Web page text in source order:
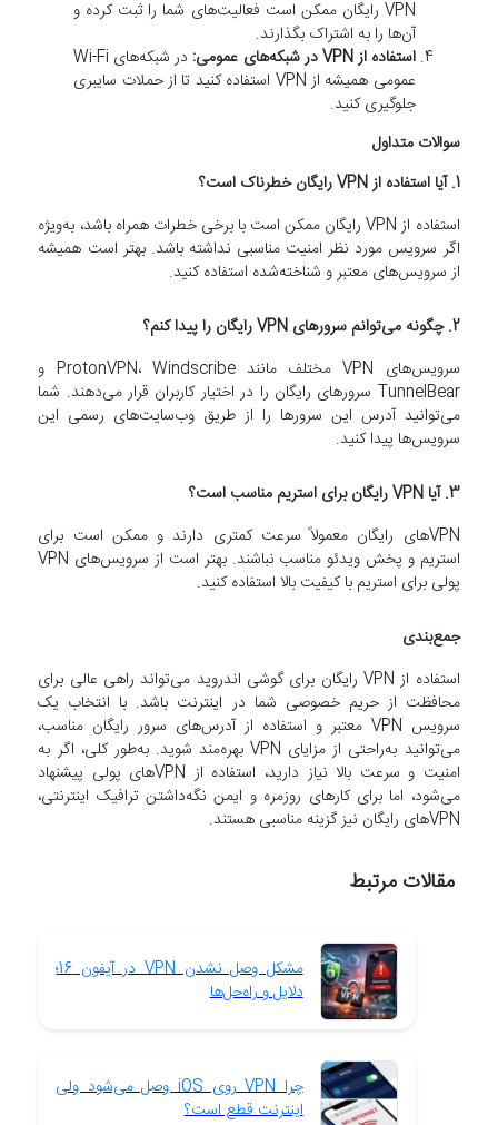
VPN رایگان ممکن است فعالیت‌های شما را ثبت کرده و
آن‌ها را به اشتراک بگذارند.
استفاده از VPN در شبکه‌های عمومی:
در شبکه‌های Wi-Fi
عمومی همیشه از VPN استفاده کنید تا از حملات سایبری
جلوگیری کنید.
سوالات متداول
1. آیا استفاده از VPN رایگان خطرناک است؟
استفاده از VPN رایگان ممکن است با برخی خطرات همراه باشد، به‌ویژه
اگر سرویس مورد نظر امنیت مناسبی نداشته باشد. بهتر است همیشه
از سرویس‌های معتبر و شناخته‌شده استفاده کنید.
2. چگونه می‌توانم سرورهای VPN رایگان را پیدا کنم؟
سرویس‌های VPN مختلف مانند ProtonVPN، Windscribe و
TunnelBear سرورهای رایگان را در اختیار کاربران قرار می‌دهند. شما
می‌توانید آدرس این سرورها را از طریق وب‌سایت‌های رسمی این
سرویس‌ها پیدا کنید.
3. آیا VPN رایگان برای استریم مناسب است؟
VPN‌های رایگان معمولاً سرعت کمتری دارند و ممکن است برای
استریم و پخش ویدئو مناسب نباشند. بهتر است از سرویس‌های VPN
پولی برای استریم با کیفیت بالا استفاده کنید.
جمع‌بندی
استفاده از VPN رایگان برای گوشی اندروید می‌تواند راهی عالی برای
محافظت از حریم خصوصی شما در اینترنت باشد. با انتخاب یک
سرویس VPN معتبر و استفاده از آدرس‌های سرور رایگان مناسب،
می‌توانید به‌راحتی از مزایای VPN بهره‌مند شوید. به‌طور کلی، اگر به
امنیت و سرعت بالا نیاز دارید، استفاده از VPN‌های پولی پیشنهاد
می‌شود، اما برای کارهای روزمره و ایمن نگه‌داشتن ترافیک اینترنتی،
VPN‌های رایگان نیز گزینه مناسبی هستند.
مقالات مرتبط
مشکل وصل نشدن VPN در آیفون 16؛
دلایل و راه‌حل‌ها
چرا VPN روی iOS وصل می‌شود ولی
اینترنت قطع است؟